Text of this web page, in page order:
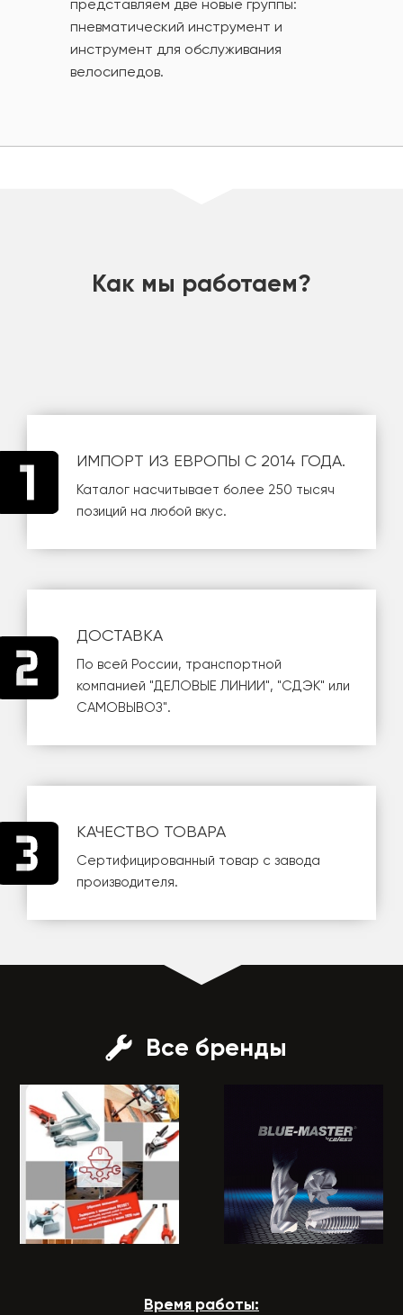
представляем две новые группы:
пневматический инструмент и
инструмент для обслуживания
велосипедов.
Как мы работаем?
ИМПОРТ ИЗ ЕВРОПЫ С 2014 ГОДА.
Каталог насчитывает более 250 тысяч
позиций на любой вкус.
ДОСТАВКА
По всей России, транспортной
компанией "ДЕЛОВЫЕ ЛИНИИ", "СДЭК" или
САМОВЫВОЗ".
КАЧЕСТВО ТОВАРА
Сертифицированный товар с завода
производителя.
Все бренды
Время работы: